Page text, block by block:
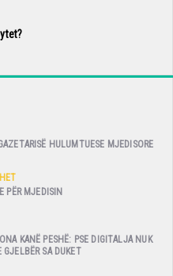
HULUMTUESE MJEDISORE
PËR MJEDISIN
KANË PESHË: PSE DIGITALJA NUK
GJELBËR SA DUKET